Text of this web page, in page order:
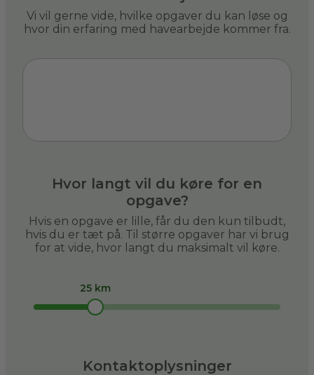
Vi vil gerne vide, hvilke opgaver du kan løse og
hvor din erfaring med havearbejde kommer fra.
Hvor langt vil du køre for en
opgave?
Hvis en opgave er lille, får du den kun tilbudt,
hvis du er tæt på. Til større opgaver har vi brug
for at vide, hvor langt du maksimalt vil køre.
25 km
Kontaktoplysninger